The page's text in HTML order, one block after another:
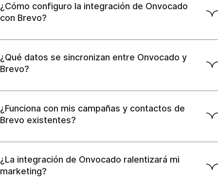
¿Cómo configuro la integración de Onvocado
con Brevo?
¿Qué datos se sincronizan entre Onvocado y
Brevo?
¿Funciona con mis campañas y contactos de
Brevo existentes?
¿La integración de Onvocado ralentizará mi
marketing?